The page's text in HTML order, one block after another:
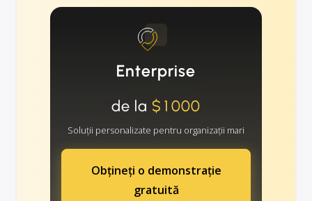
Enterprise
de la $1000
Soluții personalizate pentru organizații mari
Obțineți o demonstrație
gratuită